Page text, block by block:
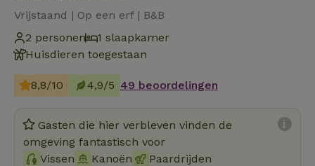
Vrijstaand | Op een erf | B&B
2 personen
1 slaapkamer
Huisdieren toegestaan
8,8/10 4,9/5 49 beoordelingen
Gasten die hier verbleven vinden de
omgeving fantastisch voor
Vissen
Kanoën
Paardrijden